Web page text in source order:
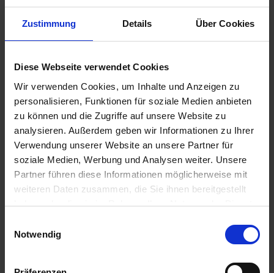
Zustimmung Details Über Cookies
Diese Webseite verwendet Cookies
Wir verwenden Cookies, um Inhalte und Anzeigen zu
personalisieren, Funktionen für soziale Medien anbieten
zu können und die Zugriffe auf unsere Website zu
analysieren. Außerdem geben wir Informationen zu Ihrer
Verwendung unserer Website an unsere Partner für
soziale Medien, Werbung und Analysen weiter. Unsere
Partner führen diese Informationen möglicherweise mit
weiteren Daten zusammen, die Sie ihnen bereitgestellt
haben oder die sie im Rahmen Ihrer Nutzung der Dienste
Cookies, wenn Sie unsere Webseite weiterhin nutzen.
Notwendig
Ich habe dieDatenschutzbestimmungenzur Kenntnis
genommen.
7,50 €
inkl. ges. USt.,zzgl. Versandkosten
Merken Bewerten
Hinweise zur Batterieentsorgung Im Zusammenhang mit